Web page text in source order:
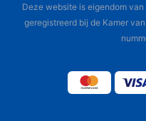
Deze website is eigendom
geregistreerd bij de Kamer